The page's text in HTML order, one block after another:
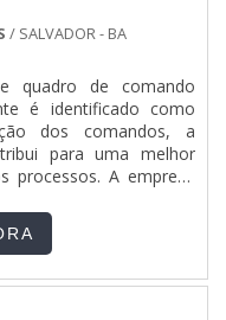
/ SALVADOR - BA
quadro de comando
é identificado como
dos comandos, a
para uma melhor
processos. A empresa
facilidade de
aos
O PRODUTOAlém de